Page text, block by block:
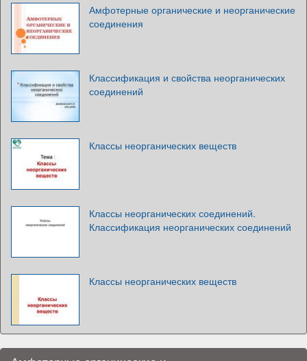
Амфотерные органические и неорганические
соединения
Классификация и свойства неорганических
соединений
Классы неорганических веществ
Классы неорганических соединений.
Классификация неорганических соединений
Классы неорганических веществ